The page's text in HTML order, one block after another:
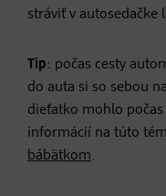
stráviť v autosedačke
Tip: počas cesty
do auta si so sebou
dieťatko mohlo počas
informácií na túto
bábätkom.